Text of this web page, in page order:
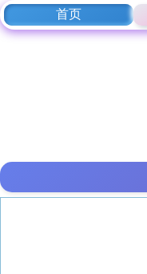
首页